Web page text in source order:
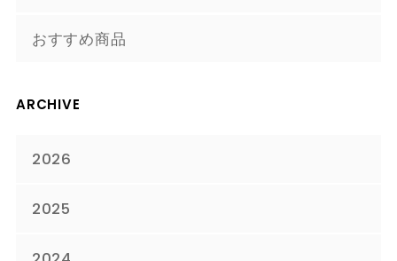
おすすめ商品
ARCHIVE
2026
2025